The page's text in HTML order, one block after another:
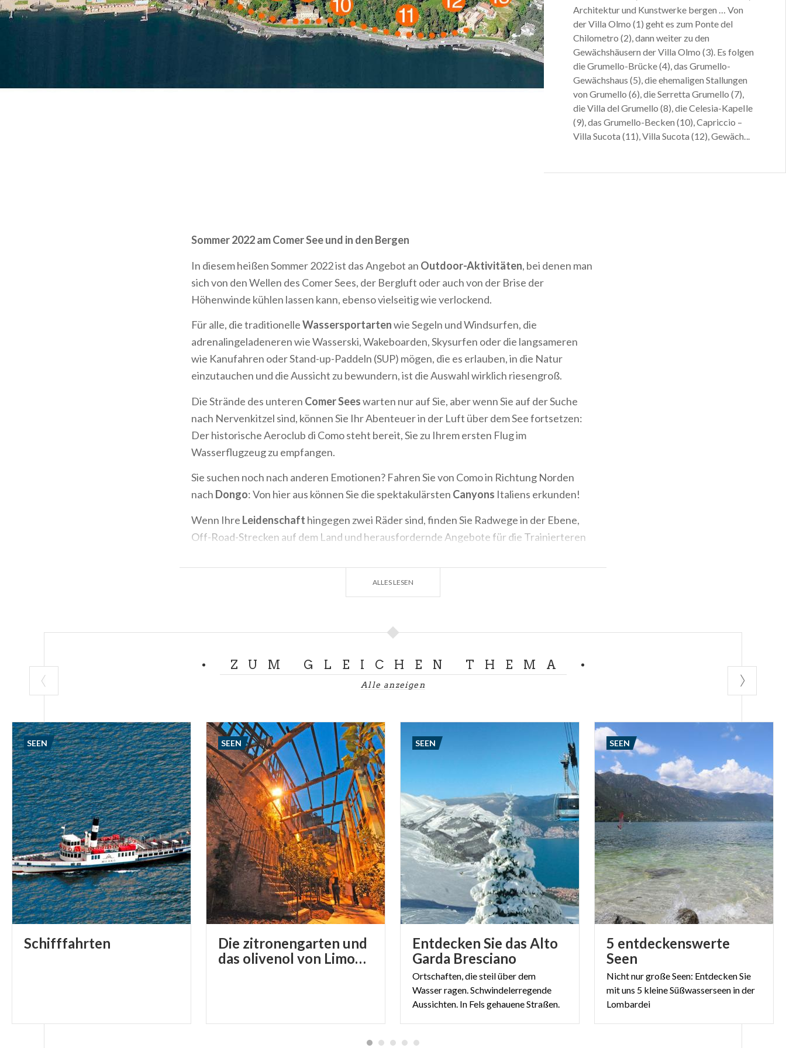
Barzio aus hinauffährt.
Larianische Dreieck, das von den sechs kleinen Seen Montorfano, Alserio, Pusiano,
Annone, Segrino und Garlate umgeben ist, beherbergt drei Berggruppen, dieCorni di
Territoriums kommt in einem beispielhaften landschaftlichen Reichtum zum Ausdruck:
Buco del Piombo von
Architektur und Kunstwerke bergen … Von
der Villa Olmo (1) geht es zum Ponte del
Chilometro (2), dann weiter zu den
Gewächshäusern der Villa Olmo (3). Es folgen
die Grumello-Brücke (4), das Grumello-
Gewächshaus (5), die ehemaligen Stallungen
von Grumello (6), die Serretta Grumello (7),
die Villa del Grumello (8), die Celesia-Kapelle
(9), das Grumello-Becken (10), Capriccio –
Villa Sucota (11), Villa Sucota (12), Gewäch...
Sommer 2022 am Comer See und in den Bergen
In diesem heißen Sommer 2022 ist das Angebot an Outdoor-Aktivitäten, bei denen man
sich von den Wellen des Comer Sees, der Bergluft oder auch von der Brise der
Höhenwinde kühlen lassen kann, ebenso vielseitig wie verlockend.
Für alle, die traditionelleWassersportartenwie Segeln und Windsurfen, die
adrenalingeladeneren wie Wasserski, Wakeboarden, Skysurfen oder die langsameren
wie Kanufahren oder Stand-up-Paddeln (SUP) mögen, die es erlauben, in die Natur
einzutauchen und die Aussicht zu bewundern, ist die Auswahl wirklich riesengroß.
Die Strände des unteren Comer Seeswarten nur auf Sie, aber wenn Sie auf der Suche
nach Nervenkitzel sind, können Sie Ihr Abenteuer in der Luft über dem See fortsetzen:
Der historische Aeroclub di Como steht bereit, Sie zu Ihrem ersten Flug im
Wasserflugzeug zu empfangen.
Sie suchen noch nach anderen Emotionen? Fahren Sie von Comoin Richtung Norden
nach Dongo: Von hier aus können Sie die spektakulärsten Canyons Italiens erkunden!
Wenn Ihre Leidenschaft hingegen zwei Räder sind, finden Sie Radwege in der Ebene,
Off-Road-Strecken auf dem Land und herausfordernde Angebote für die Trainierteren
Akrobatik an steilen Hängen und natürlichen Hindernissen üben können.
Bergen am Comer See und im Valsassinakönnen Sie der Müdigkeit auf
Klettersteige warten darauf, Ihnen unvergessliche Szenerien am Comer See und darüber
Entspannung und die Gaumenfreuden in denHütten
!
PH COVER: MYLAKECOMO.CO
ALLES LESEN
ZUM GLEICHEN THEMA
Alle anzeigen
Schifffahrten
SEEN
Die zitronengarten und
das olivenol von Limone del Garda
SEEN
Entdecken Sie das Alto
Garda Bresciano
Ortschaften, die steil über dem
Wasser ragen. Schwindelerregende
Aussichten. In Fels gehauene Straßen.
SEEN
5 entdeckenswerte
Seen
Nicht nur große Seen: Entdecken Sie
mit uns 5 kleine Süßwasserseen in der
Lombardei
SEEN